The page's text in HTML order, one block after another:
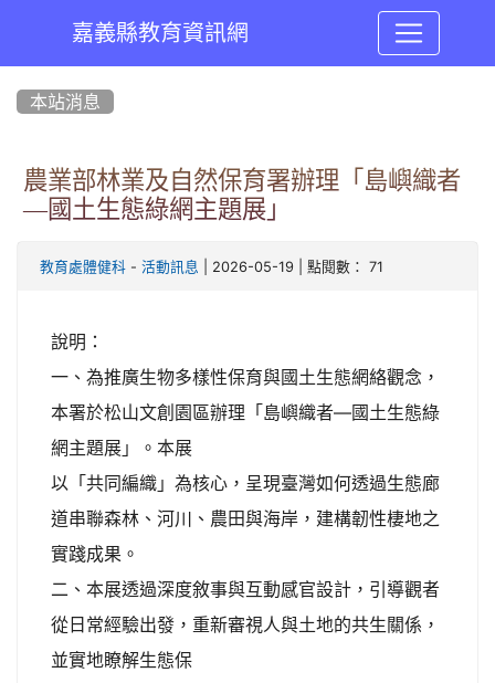
嘉義縣教育資訊網
本站消息
農業部林業及自然保育署辦理「島嶼織者
—國土生態綠網主題展」
教育處體健科 - 活動訊息 | 2026-05-19 | 點閱數： 71
說明：
一、為推廣生物多樣性保育與國土生態網絡觀念，
本署於松山文創園區辦理「島嶼織者—國土生態綠
網主題展」。本展
以「共同編織」為核心，呈現臺灣如何透過生態廊
道串聯森林、河川、農田與海岸，建構韌性棲地之
實踐成果。
二、本展透過深度敘事與互動感官設計，引導觀者
從日常經驗出發，重新審視人與土地的共生關係，
並實地瞭解生態保